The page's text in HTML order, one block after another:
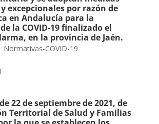
excepcionales por razón de
en Andalucía para la
la COVID-19 finalizado el
en la provincia de Jaén.
Normativas-COVID-19
22 de septiembre de 2021, de
Territorial de Salud y Familias